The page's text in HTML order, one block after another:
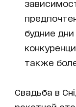
будние
также
Свадьба в